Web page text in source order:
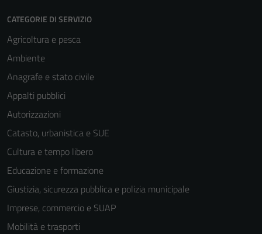
CATEGORIE DI SERVIZIO
Agricoltura e pesca
Ambiente
Anagrafe e stato civile
Appalti pubblici
Autorizzazioni
Catasto, urbanistica e SUE
Cultura e tempo libero
Educazione e formazione
Giustizia, sicurezza pubblica e polizia municipale
Imprese, commercio e SUAP
Mobilità e trasporti